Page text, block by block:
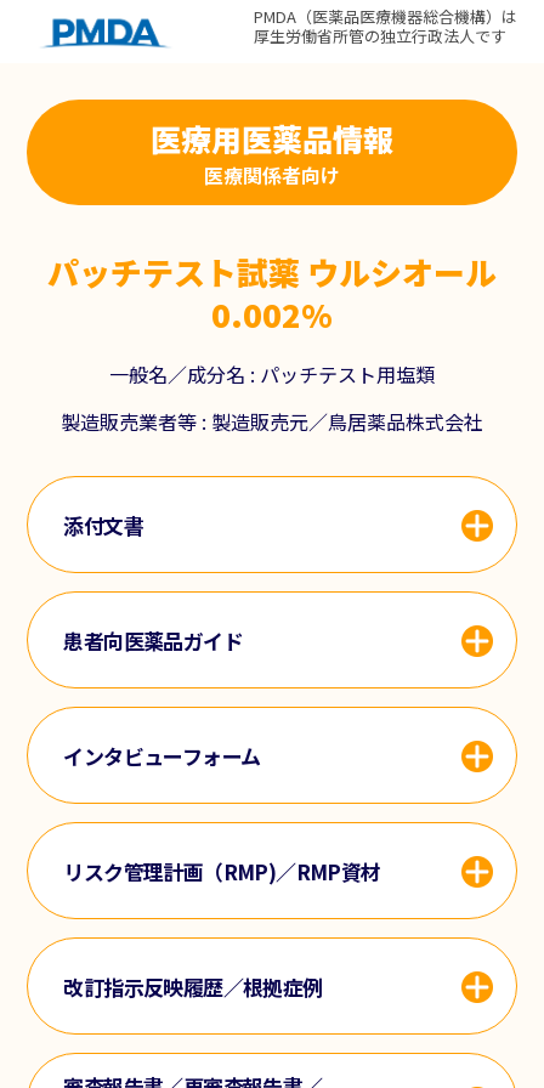
PMDA（医薬品医療機器総合機構）は
厚生労働省所管の独立行政法人です
医療用医薬品情報
医療関係者向け
パッチテスト試薬 ウルシオール
0.002%
一般名／成分名 : パッチテスト用塩類
製造販売業者等 : 製造販売元／鳥居薬品株式会社
添付文書
患者向医薬品ガイド
インタビューフォーム
リスク管理計画（RMP)／RMP資材
改訂指示反映履歴／根拠症例